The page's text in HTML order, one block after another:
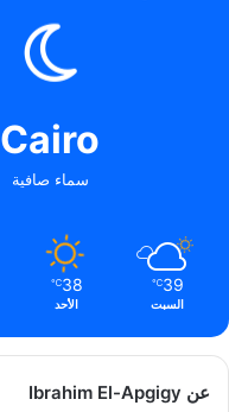
Cairo
سماء صافية
39
℃
السبت
38
℃
الأحد
عن Ibrahim El-Apgigy